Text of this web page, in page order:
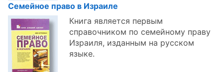
Семейное право в Израиле
Книга является первым
справочником по семейному праву
Израиля, изданным на русском
языке.